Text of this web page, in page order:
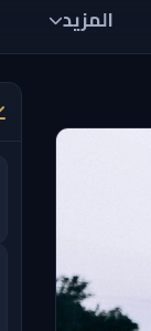
المزيد